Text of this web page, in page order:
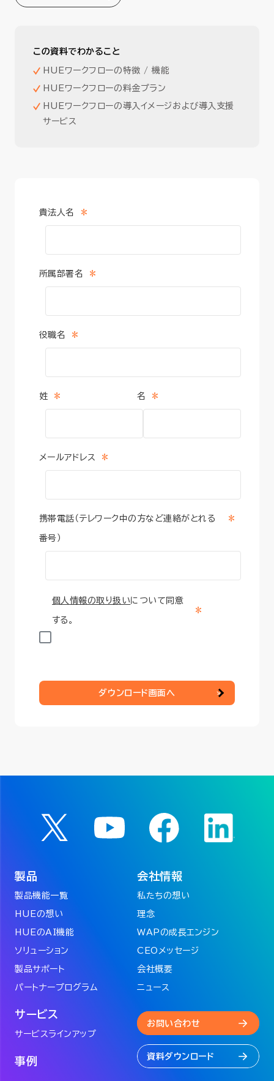
この資料でわかること
HUEワークフローの特徴 / 機能
HUEワークフローの料金プラン
HUEワークフローの導入イメージおよび導入支援
サービス
*
貴法人名
*
所属部署名
*
役職名
*
姓 *
名
*
メールアドレス
*
携帯電話（テレワーク中の方など連絡がとれる
番号）
*
個人情報の取り扱いについて同意
する。
ダウンロード画面へ
製品
製品機能一覧
HUEの想い
HUEのAI機能
ソリューション
製品サポート
パートナープログラム
サービス
サービスラインアップ
事例
会社情報
私たちの想い
理念
WAPの成長エンジン
CEOメッセージ
会社概要
ニュース
お問い合わせ
資料ダウンロード